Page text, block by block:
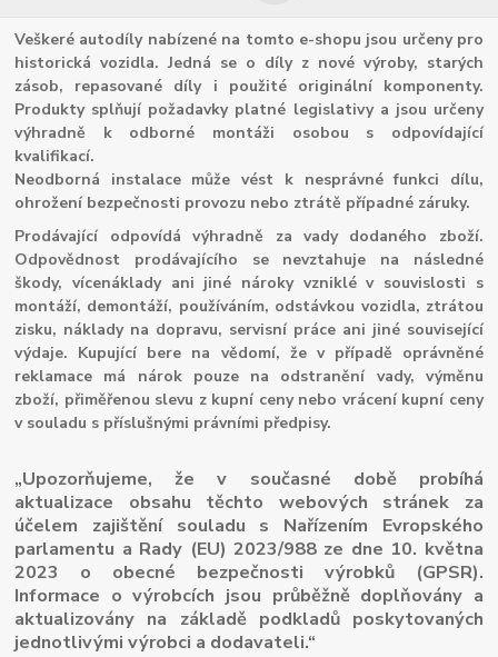
Veškeré autodíly nabízené na tomto e-shopu jsou určeny pro
historická vozidla. Jedná se o díly z nové výroby, starých
zásob, repasované díly i použité originální komponenty.
Produkty splňují požadavky platné legislativy a jsou určeny
výhradně k odborné montáži osobou s odpovídající
kvalifikací.
Neodborná instalace může vést k nesprávné funkci dílu,
ohrožení bezpečnosti provozu nebo ztrátě případné záruky.
Prodávající odpovídá výhradně za vady dodaného zboží.
Odpovědnost prodávajícího se nevztahuje na následné
škody, vícenáklady ani jiné nároky vzniklé v souvislosti s
montáží, demontáží, používáním, odstávkou vozidla, ztrátou
zisku, náklady na dopravu, servisní práce ani jiné související
výdaje. Kupující bere na vědomí, že v případě oprávněné
reklamace má nárok pouze na odstranění vady, výměnu
zboží, přiměřenou slevu z kupní ceny nebo vrácení kupní ceny
v souladu s příslušnými právními předpisy.
„Upozorňujeme, že v současné době probíhá
aktualizace obsahu těchto webových stránek za
účelem zajištění souladu s Nařízením Evropského
parlamentu a Rady (EU) 2023/988 ze dne 10. května
2023 o obecné bezpečnosti výrobků (GPSR).
Informace o výrobcích jsou průběžně doplňovány a
aktualizovány na základě podkladů poskytovaných
jednotlivými výrobci a dodavateli.“